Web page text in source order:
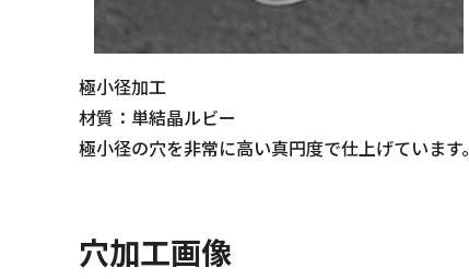
極小径加工
材質：単結晶ルビー
極小径の穴を非常に高い真円度で仕上げています。
穴加工画像